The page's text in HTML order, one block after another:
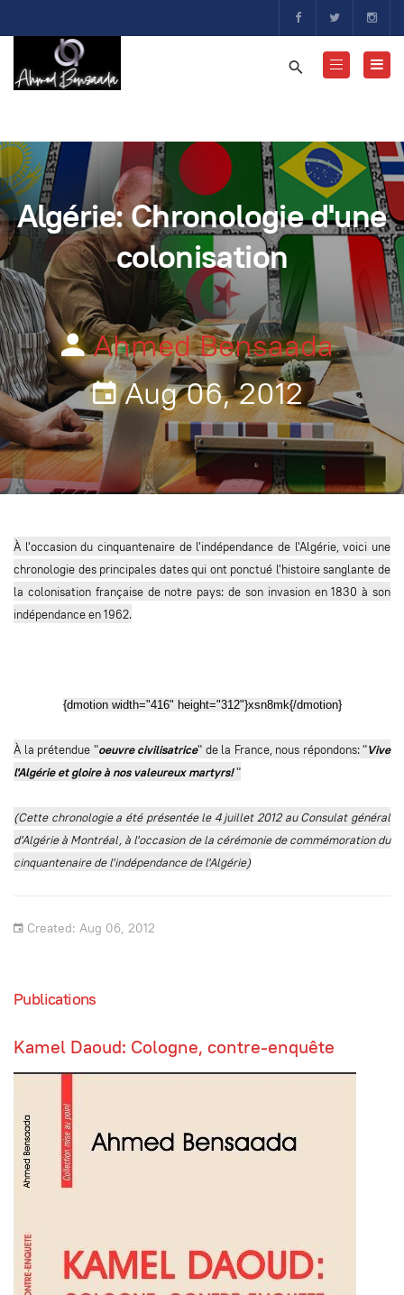
Algérie: Chronologie d'une
colonisation
Ahmed Bensaada
Aug 06, 2012
À l'occasion du cinquantenaire de l'indépendance de l'Algérie, voici une
chronologie des principales dates qui ont ponctué l'histoire sanglante de
la colonisation française de notre pays: de son invasion en 1830 à son
indépendance en 1962.
{dmotion width="416" height="312"}xsn8mk{/dmotion}
À la prétendue "oeuvre civilisatrice" de la France, nous répondons: "Vive
l'Algérie et gloire à nos valeureux martyrs!"
(Cette chronologie a été présentée le 4 juillet 2012 au Consulat général
d'Algérie à Montréal, à l'occasion de la cérémonie de commémoration du
cinquantenaire de l'indépendance de l'Algérie)
Created: Aug 06, 2012
Publications
Kamel Daoud: Cologne, contre-enquête